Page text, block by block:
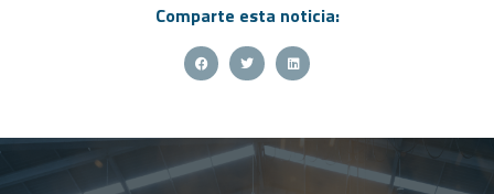
Comparte esta noticia: